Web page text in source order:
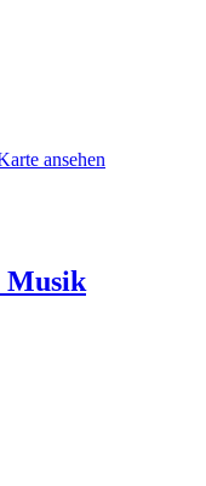
ansehen
Musik